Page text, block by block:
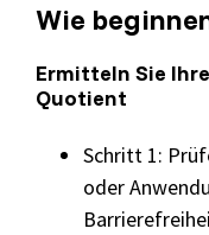
Wie
Ermitteln Sie
Quotient
Schritt 1:
oder